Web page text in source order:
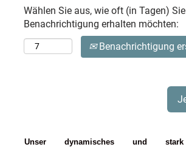
Wählen Sie aus, wie oft (in Tagen)
Benachrichtigung erhalten möchten:
Benachrichtigung
Unser dynamisches und stark